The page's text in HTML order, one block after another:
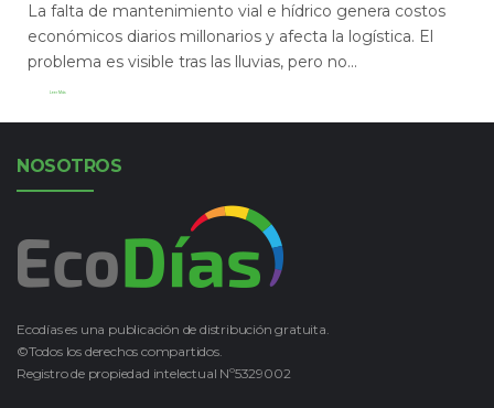
La falta de mantenimiento vial e hídrico genera costos
económicos diarios millonarios y afecta la logística. El
problema es visible tras las lluvias, pero no...
Leer Más
NOSOTROS
Ecodías es una publicación de distribución gratuita.
©Todos los derechos compartidos.
Registro de propiedad intelectual Nº5329002